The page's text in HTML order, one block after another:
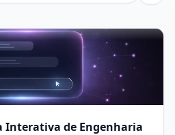
Interativa de Engenharia